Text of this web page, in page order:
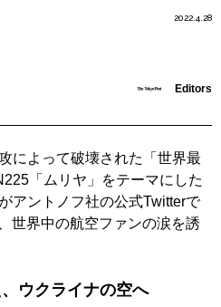
2022.4.28
Editors
によって破壊された「世界最
「ムリヤ」をテーマにした
アントノフ社の公式Twitterで
世界中の航空ファンの涙を誘
ウクライナの空へ